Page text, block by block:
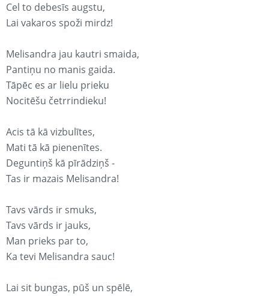
Cel to debesīs augstu,
Lai vakaros spoži mirdz!
Melisandra jau kautri smaida,
Pantiņu no manis gaida.
Tāpēc es ar lielu prieku
Nocitēšu četrrindieku!
Acis tā kā vizbulītes,
Mati tā kā pienenītes.
Deguntiņš kā pīrādziņš -
Tas ir mazais Melisandra!
Tavs vārds ir smuks,
Tavs vārds ir jauks,
Man prieks par to,
Ka tevi Melisandra sauc!
Lai sit bungas, pūš un spēlē,